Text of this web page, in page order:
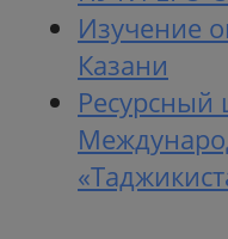
Изучение
Казани
Ресурсный